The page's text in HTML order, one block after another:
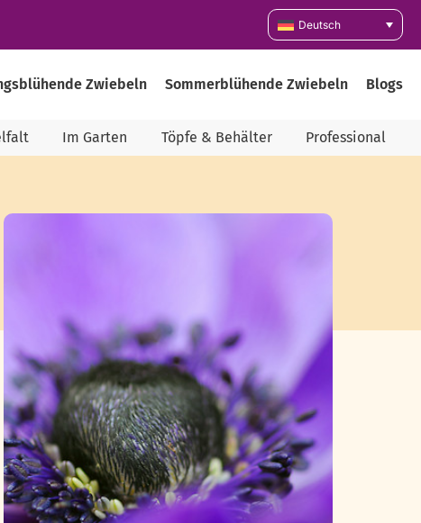
Deutsch
Zwiebeln Sommerblühende Zwiebeln Blogs
Im Garten Töpfe & Behälter Professional